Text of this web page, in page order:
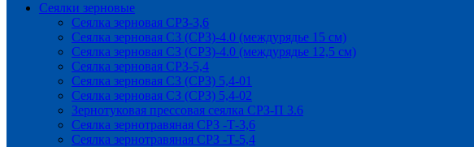
Сеялки зерновые
Сеялка зерновая СРЗ-3,6
Сеялка зерновая СЗ (СРЗ)-4.0 (междурядье 15 см)
Сеялка зерновая СЗ (СРЗ)-4.0 (междурядье 12,5 см)
Сеялка зерновая СРЗ-5,4
Сеялка зерновая СЗ (СРЗ) 5,4-01
Сеялка зерновая СЗ (СРЗ) 5,4-02
Зернотуковая прессовая сеялка СРЗ-П 3.6
Сеялка зернотравяная СРЗ -Т-3,6
Сеялка зернотравяная СРЗ -Т-5,4